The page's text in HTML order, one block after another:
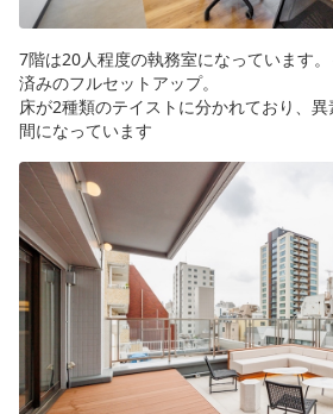
7階は20人程度の執務室になっています
済みのフルセットアップ。
床が2種類のテイストに分かれており、
間になっています